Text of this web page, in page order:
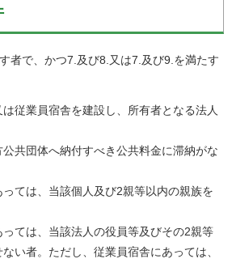
者で、かつ7.及び8.又は7.及び9.を満たす
従業員宿舎を建設し、所有者となる法人
共団体へ納付すべき公共料金に滞納がな
ては、当該個人及び2親等以内の親族を
ては、当該法人の役員等及びその2親等
い者。 ただし、従業員宿舎にあっては、